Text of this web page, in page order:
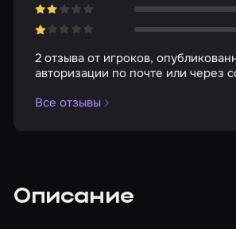
2 отзыва от игроков,
авторизации по почте или через
Все отзывы
Описание